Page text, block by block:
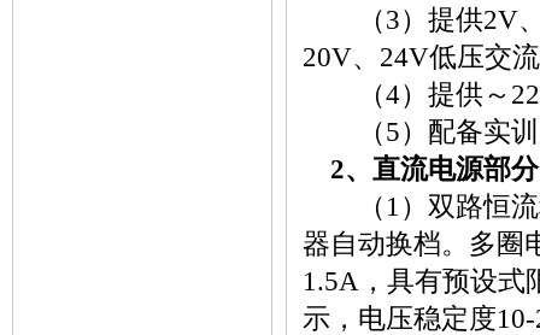
（3）提供2V、
20V、24V低压交
（4）提供～
（5）配备实训
2、直流电源部分
（1）双路恒流
器自动换档。多圈
1.5A，具有预设式
示，电压稳定度